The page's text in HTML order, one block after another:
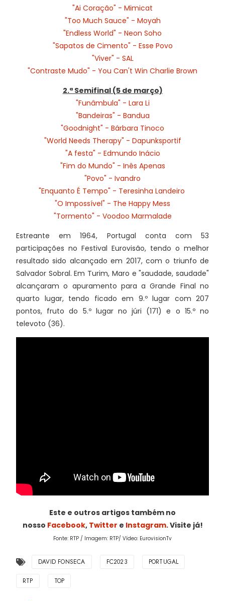
"Ai Coração" - Mimicat
"Too Much Sauce" - Moyah
"Endless World" - Neon Soho
"Sapatos de Cimento" - Esse Povo
"Viver" - SAL
"Contraste Mudo" - You Can't Win Charlie Brown
2.ª Semifinal (5 de março)
"Funâmbula" - Lara Li
"Bandeiras" - Bandua
"Goodnight" - Bárbara Tinoco
"World Needs Therapy" - Dapunksportif
"A festa" - Edmundo Inácio
"Fim do Mundo" - Inês Apenas
"Povo" - Ivandro
"Enquanto É Tempo" - Teresinha Landeiro
"O Impossível" - The Happy Mess
"Tormento" - Voodoo Marmalade
Estreante em 1964, Portugal conta com 53
participações no Festival Eurovisão, tendo o melhor
resultado sido alcançado em 2017, com o triunfo de
Salvador Sobral. Em Turim, Maro e "saudade, saudade"
alcançaram o apuramento para a Grande Final no
quarto lugar, tendo ficado em 9.º lugar com 207
pontos, fruto do 5.º lugar no júri (171) e o 15.º no
televoto (36).
Este e outros artigos também no
nosso Facebook, Twitter e Instagram. Visite já!
Fonte: RTP / Imagem: RTP/ Vídeo: EurovisionTv
DAVID FONSECA FC2023 PORTUGAL
RTP TOP